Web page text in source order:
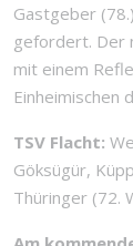
Gastgeber
gefordert. Der
mit einem
Einheimischen
TSV Flacht:
Göksügür,
Thüringer (72.